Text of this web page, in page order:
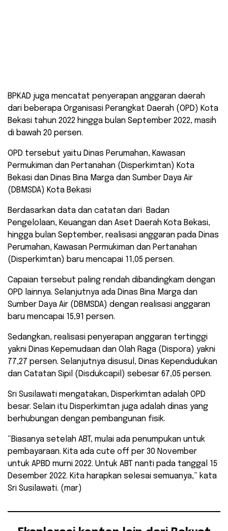
BPKAD juga mencatat penyerapan anggaran daerah
dari beberapa Organisasi Perangkat Daerah (OPD) Kota
Bekasi tahun 2022 hingga bulan September 2022, masih
di bawah 20 persen.
OPD tersebut yaitu Dinas Perumahan, Kawasan
Permukiman dan Pertanahan (Disperkimtan) Kota
Bekasi dan Dinas Bina Marga dan Sumber Daya Air
(DBMSDA) Kota Bekasi
Berdasarkan data dan catatan dari Badan
Pengelolaan, Keuangan dan Aset Daerah Kota Bekasi,
hingga bulan September, realisasi anggaran pada Dinas
Perumahan, Kawasan Permukiman dan Pertanahan
(Disperkimtan) baru mencapai 11,05 persen.
Capaian tersebut paling rendah dibandingkam dengan
OPD lainnya. Selanjutnya ada Dinas Bina Marga dan
Sumber Daya Air (DBMSDA) dengan realisasi anggaran
baru mencapai 15,91 persen.
Sedangkan, realisasi penyerapan anggaran tertinggi
yakni Dinas Kepemudaan dan Olah Raga (Dispora) yakni
77,27 persen. Selanjutnya disusul, Dinas Kependudukan
dan Catatan Sipil (Disdukcapil) sebesar 67,05 persen.
Sri Susilawati mengatakan, Disperkimtan adalah OPD
besar. Selain itu Disperkimtan juga adalah dinas yang
berhubungan dengan pembangunan fisik.
“Biasanya setelah ABT, mulai ada penumpukan untuk
pembayaraan. Kita ada cute off per 30 November
untuk APBD murni 2022. Untuk ABT nanti pada tanggal 15
Desember 2022. Kita harapkan selesai semuanya,” kata
Sri Susilawati. (mar)